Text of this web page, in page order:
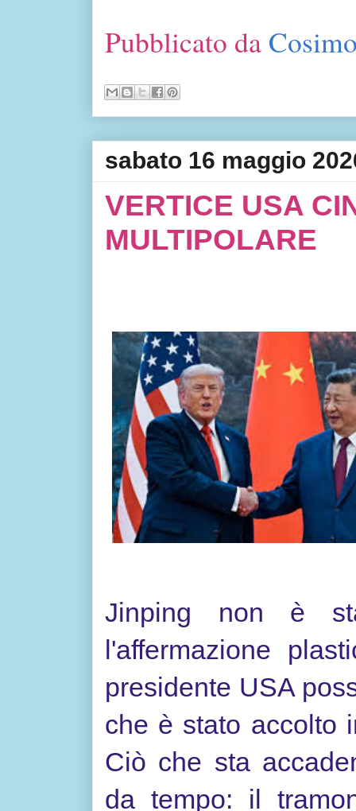
Pubblicato da
sabato 16 maggio
VERTICE USA
MULTIPOLARE
Jinping non è
l'affermazione
presidente USA
che è stato accolto
Ciò che sta
da tempo: il